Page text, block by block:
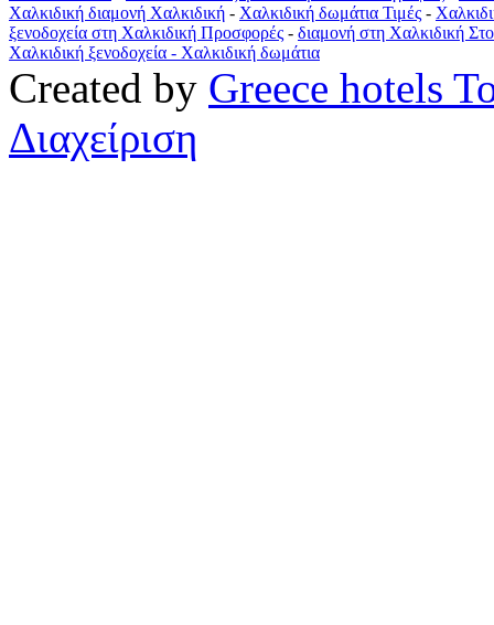
Χαλκιδική διαμονή Χαλκιδική - Χαλκιδική δωμάτια Τιμές -
ξενοδοχεία στη Χαλκιδική Προσφορές - διαμονή στη Χαλκιδική
Χαλκιδική ξενοδοχεία - Χαλκιδική δωμάτια
Created by Greece hotels
Διαχείριση